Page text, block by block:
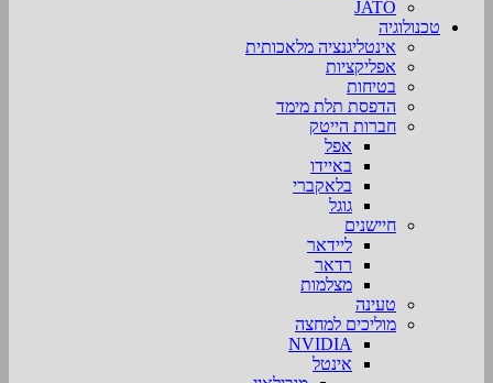
JATO
טכנולוגיה
אינטליגנציה מלאכותית
אפליקציות
בטיחות
הדפסת תלת מימד
חברות הייטק
אפל
באיידו
בלאקברי
גוגל
חיישנים
ליידאר
רדאר
מצלמות
טעינה
מוליכים למחצה
NVIDIA
אינטל